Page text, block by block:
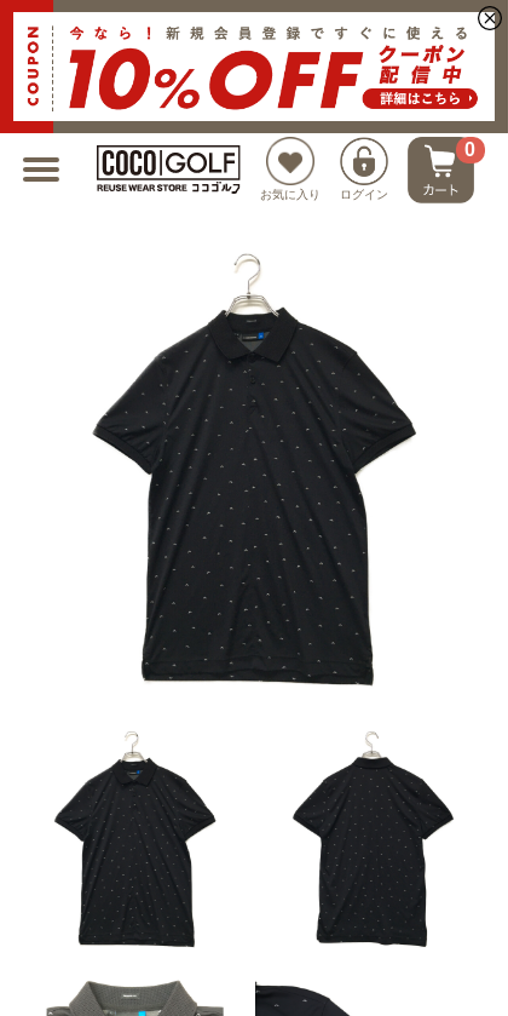
お気に入り ログイン
0
新規会員登録でクーポンプレゼント